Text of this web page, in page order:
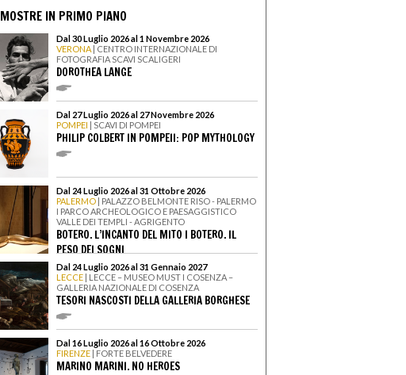
MOSTRE IN PRIMO PIANO
Dal 30 Luglio 2026 al 1 Novembre 2026
VERONA | CENTRO INTERNAZIONALE DI
FOTOGRAFIA SCAVI SCALIGERI
DOROTHEA LANGE
Dal 27 Luglio 2026 al 27 Novembre 2026
POMPEI | SCAVI DI POMPEI
PHILIP COLBERT IN POMPEII: POP MYTHOLOGY
Dal 24 Luglio 2026 al 31 Ottobre 2026
PALERMO | PALAZZO BELMONTE RISO - PALERMO
I PARCO ARCHEOLOGICO E PAESAGGISTICO
VALLE DEI TEMPLI - AGRIGENTO
BOTERO. L’INCANTO DEL MITO I BOTERO. IL
PESO DEI SOGNI
Dal 24 Luglio 2026 al 31 Gennaio 2027
LECCE | LECCE – MUSEO MUST I COSENZA –
GALLERIA NAZIONALE DI COSENZA
TESORI NASCOSTI DELLA GALLERIA BORGHESE
Dal 16 Luglio 2026 al 16 Ottobre 2026
FIRENZE | FORTE BELVEDERE
MARINO MARINI. NO HEROES